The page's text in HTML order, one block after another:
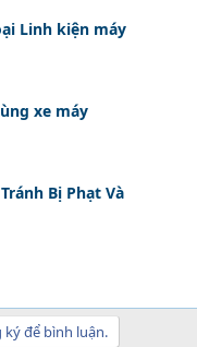
Linh kiện máy
xe máy
Bị Phạt Và
ký để bình luận.